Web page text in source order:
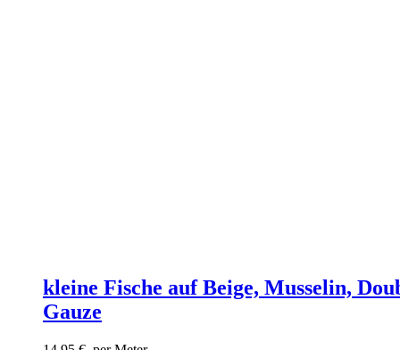
kleine Fische auf Beige, Musselin,
Gauze